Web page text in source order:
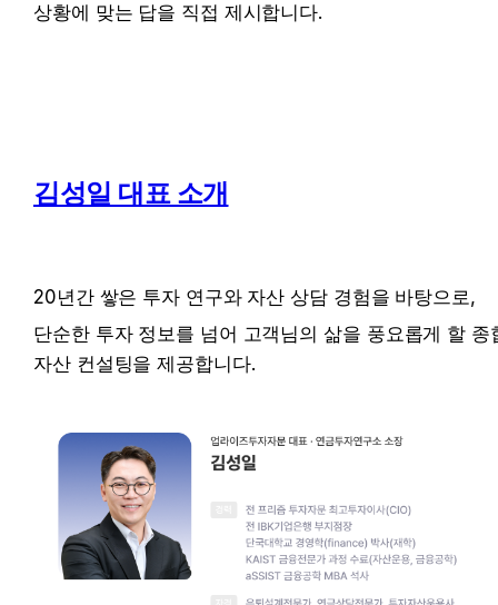
상황에 맞는 답을 직접 제시합니다.
김성일 대표 소개
20년간 쌓은 투자 연구와 자산 상담 경험을 바탕으로,
단순한 투자 정보를 넘어 고객님의 삶을 풍요롭게 할 종
자산 컨설팅을 제공합니다.